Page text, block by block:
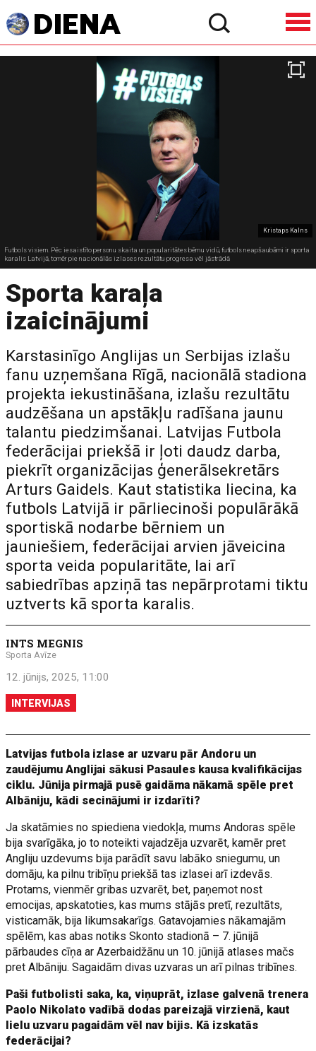
Kristaps Kalns
Futbols visiem. Pēc iesaistīto personu skaita un popularitātes bērnu vidū, futbols neapšaubāmi ir sporta
karalis Latvijā, tomēr pie nacionālās izlases rezultātu progresa vēl jāstrādā
Sporta karaļa
izaicinājumi
Karstasinīgo Anglijas un Serbijas izlašu
fanu uzņemšana Rīgā, nacionālā stadiona
projekta iekustināšana, izlašu rezultātu
audzēšana un apstākļu radīšana jaunu
talantu piedzimšanai. Latvijas Futbola
federācijai priekšā ir ļoti daudz darba,
piekrīt organizācijas ģenerālsekretārs
Arturs Gaidels. Kaut statistika liecina, ka
futbols Latvijā ir pārliecinoši populārākā
sportiskā nodarbe bērniem un
jauniešiem, federācijai arvien jāveicina
sporta veida popularitāte, lai arī
sabiedrības apziņā tas nepārprotami tiktu
uztverts kā sporta karalis.
INTS MEGNIS
Sporta Avīze
12. jūnijs, 2025, 11:00
INTERVIJAS
Latvijas futbola izlase ar uzvaru pār Andoru un
zaudējumu Anglijai sākusi Pasaules kausa kvalifikācijas
ciklu. Jūnija pirmajā pusē gaidāma nākamā spēle pret
Albāniju, kādi secinājumi ir izdarīti?
Ja skatāmies no spiediena viedokļa, mums Andoras spēle
bija svarīgāka, jo to noteikti vajadzēja uzvarēt, kamēr pret
Angliju uzdevums bija parādīt savu labāko sniegumu, un
domāju, ka pilnu tribīņu priekšā tas izlasei arī izdevās.
Protams, vienmēr gribas uzvarēt, bet, paņemot nost
emocijas, apskatoties, kas mums stājās pretī, rezultāts,
visticamāk, bija likumsakarīgs. Gatavojamies nākamajām
spēlēm, kas abas notiks Skonto stadionā – 7. jūnijā
pārbaudes cīņa ar Azerbaidžānu un 10. jūnijā atlases mačs
pret Albāniju. Sagaidām divas uzvaras un arī pilnas tribīnes.
Paši futbolisti saka, ka, viņuprāt, izlase galvenā trenera
Paolo Nikolato vadībā dodas pareizajā virzienā, kaut
lielu uzvaru pagaidām vēl nav bijis. Kā izskatās
federācijai?